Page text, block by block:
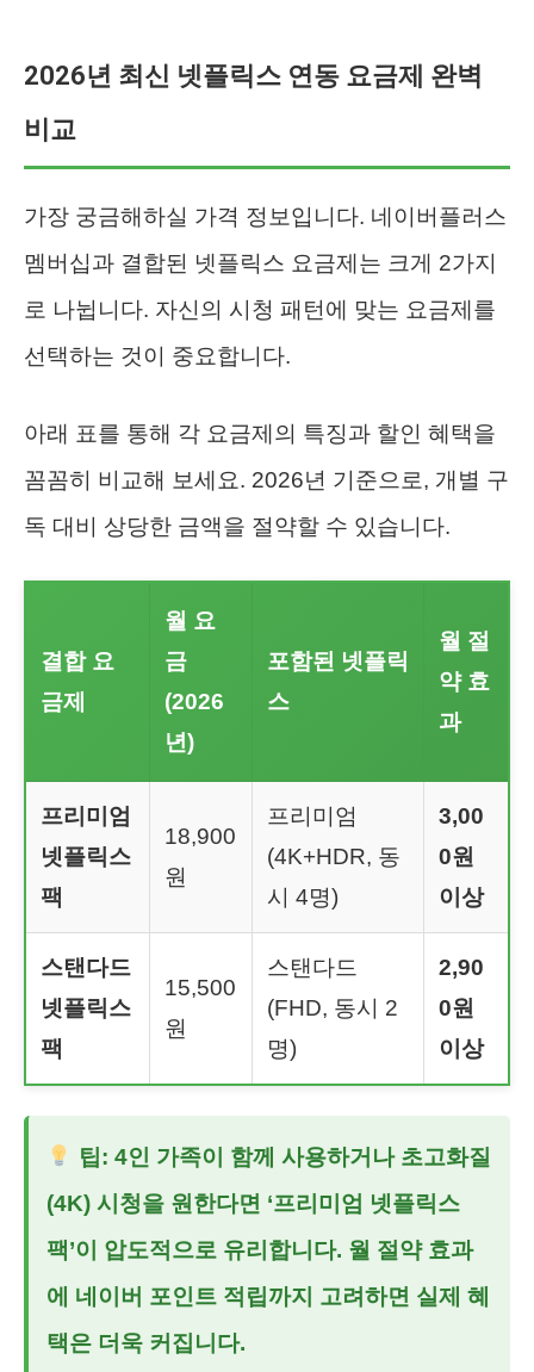
2026년 최신 넷플릭스 연동 요금제 완벽
비교
가장 궁금해하실 가격 정보입니다. 네이버플러스
멤버십과 결합된 넷플릭스 요금제는 크게 2가지
로 나뉩니다. 자신의 시청 패턴에 맞는 요금제를
선택하는 것이 중요합니다.
아래 표를 통해 각 요금제의 특징과 할인 혜택을
꼼꼼히 비교해 보세요. 2026년 기준으로, 개별 구
독 대비 상당한 금액을 절약할 수 있습니다.
결합 요
금제
월 요
금
(2026
년)
포함된 넷플릭
스
월 절
약 효
과
프리미엄
넷플릭스
팩
18,900
원
프리미엄
(4K+HDR, 동
시 4명)
3,00
0원
이상
스탠다드
넷플릭스
팩
15,500
원
스탠다드
(FHD, 동시 2
명)
2,90
0원
이상
팁: 4인 가족이 함께 사용하거나 초고화질
(4K) 시청을 원한다면 ‘프리미엄 넷플릭스
팩’이 압도적으로 유리합니다. 월 절약 효과
에 네이버 포인트 적립까지 고려하면 실제 혜
택은 더욱 커집니다.